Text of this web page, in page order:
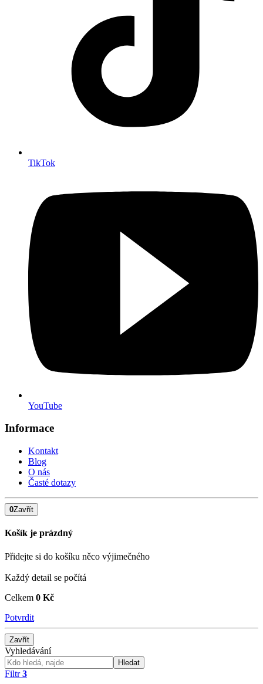
TikTok
YouTube
Informace
Kontakt
Blog
O nás
Časté dotazy
0Zavřít
Košík je prázdný
Přidejte si do košíku něco výjimečného
Každý detail se počítá
Celkem 0 Kč
Potvrdit
Zavřít
Vyhledávání
Hledat
Filtr3